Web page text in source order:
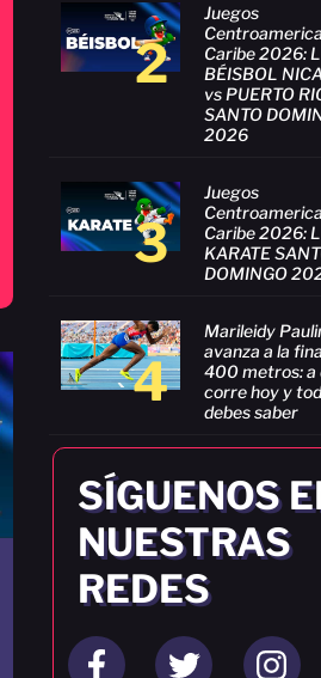
2
Juegos
Caribe 2026:
BÉISBOL
vs PUERTO
SANTO
2026
3
Juegos
Caribe 2026:
KARATE
DOMINGO
4
Marileidy
avanza a la
400 metros: a
corre hoy y
debes saber
SÍGUENOS
NUESTRAS
REDES